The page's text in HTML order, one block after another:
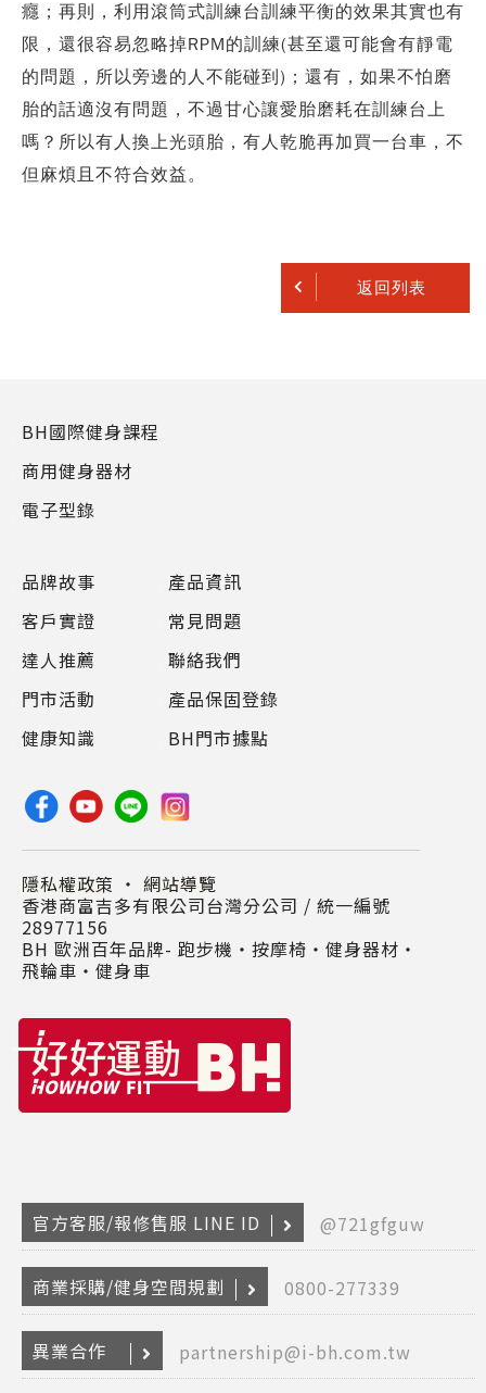
癮；再則，利用滾筒式訓練台訓練平衡的效果其實也有
限，還很容易忽略掉RPM的訓練(甚至還可能會有靜電
的問題，所以旁邊的人不能碰到)；還有，如果不怕磨
胎的話適沒有問題，不過甘心讓愛胎磨耗在訓練台上
嗎？所以有人換上光頭胎，有人乾脆再加買一台車，不
但麻煩且不符合效益。
返回列表
品牌故事
客戶實證
達人推薦
門市活動
健康知識
產品資訊
常見問題
聯絡我們
產品保固登錄
BH門市據點
BH國際健身課程
商用健身器材
電子型錄
隱私權政策 ・ 網站導覽
香港商富吉多有限公司台灣分公司 / 統一編號
28977156
BH 歐洲百年品牌- 跑步機‧按摩椅‧健身器材‧
飛輪車‧健身車
官方客服/報修售服 LINE ID @721gfguw
商業採購/健身空間規劃 0800-277339
異業合作 partnership@i-bh.com.tw